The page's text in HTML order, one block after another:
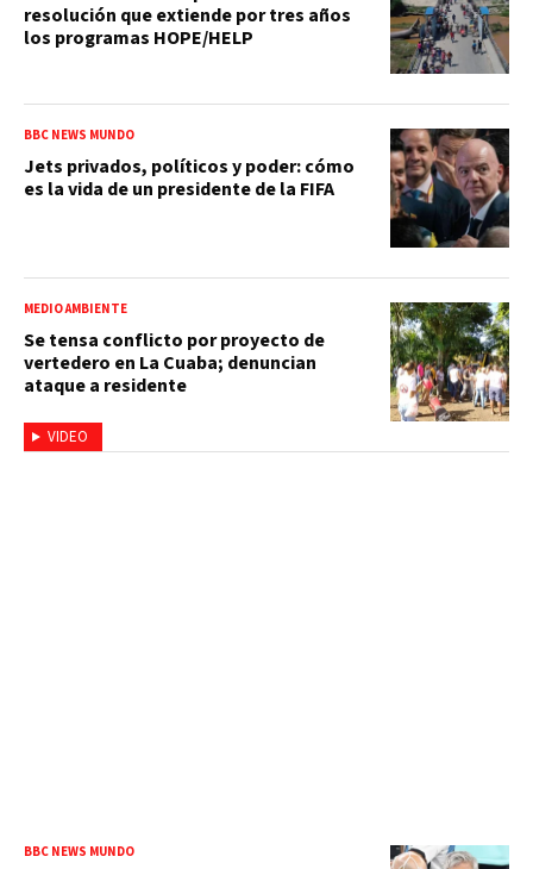
resolución que extiende por tres años
los programas HOPE/HELP
BBC NEWS MUNDO
Jets privados, políticos y poder: cómo
es la vida de un presidente de la FIFA
VIDEO
MEDIO AMBIENTE
Se tensa conflicto por proyecto de
vertedero en La Cuaba; denuncian
ataque a residente
BBC NEWS MUNDO